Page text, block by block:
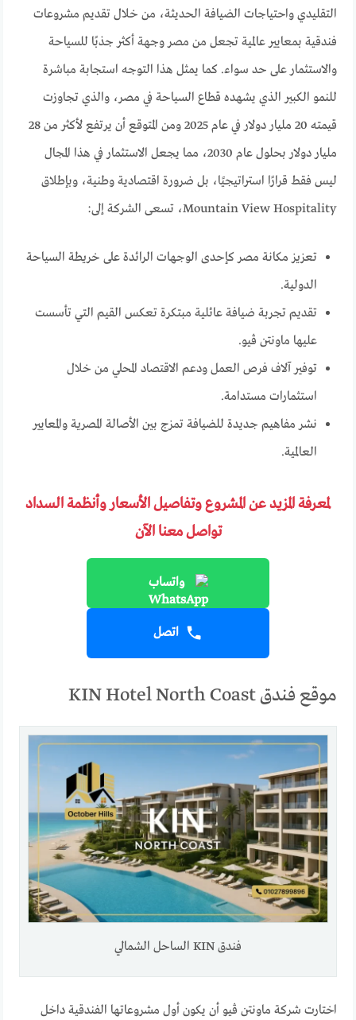
التقليدي واحتياجات الضيافة الحديثة، من خلال تقديم مشروعات
فندقية بمعايير عالمية تجعل من مصر وجهة أكثر جذبًا للسياحة
والاستثمار على حد سواء. كما يمثل هذا التوجه استجابة مباشرة
للنمو الكبير الذي يشهده قطاع السياحة في مصر، والذي تجاوزت
قيمته 20 مليار دولار في عام 2025 ومن المتوقع أن يرتفع لأكثر من 28
مليار دولار بحلول عام 2030، مما يجعل الاستثمار في هذا المجال
ليس فقط قرارًا استراتيجيًا، بل ضرورة اقتصادية وطنية، وبإطلاق
Mountain View Hospitality، تسعى الشركة إلى:
تعزيز مكانة مصر كإحدى الوجهات الرائدة على خريطة السياحة
الدولية.
تقديم تجربة ضيافة عائلية مبتكرة تعكس القيم التي تأسست
عليها ماونتن ڤيو.
توفير آلاف فرص العمل ودعم الاقتصاد المحلي من خلال
استثمارات مستدامة.
نشر مفاهيم جديدة للضيافة تمزج بين الأصالة المصرية والمعايير
العالمية.
لمعرفة المزيد عن المشروع وتفاصيل الأسعار وأنظمة السداد
تواصل معنا الآن
واتساب
اتصل
موقع فندق KIN Hotel North Coast
فندق KIN الساحل الشمالي
اختارت شركة ماونتن ڤيو أن يكون أول مشروعاتها الفندقية داخل